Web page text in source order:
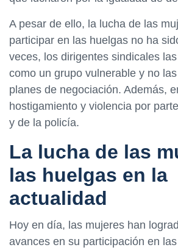
A pesar de ello, la lucha de las
participar en las huelgas no ha
veces, los dirigentes sindicales
como un grupo vulnerable y no
planes de negociación. Además,
hostigamiento y violencia por
y de la policía.
La lucha de las
las huelgas en la
actualidad
Hoy en día, las mujeres han
avances en su participación en